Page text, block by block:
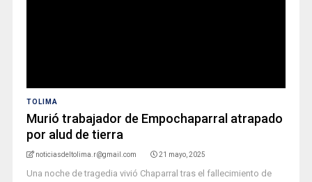
TOLIMA
Murió trabajador de Empochaparral atrapado
por alud de tierra
noticiasdeltolima.r@gmail.com 21 mayo, 2025
Una noche de tragedia vivió Chaparral tras el fallecimiento de